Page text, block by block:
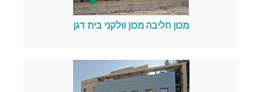
מכון חליבה מכון וולקני בית דגן